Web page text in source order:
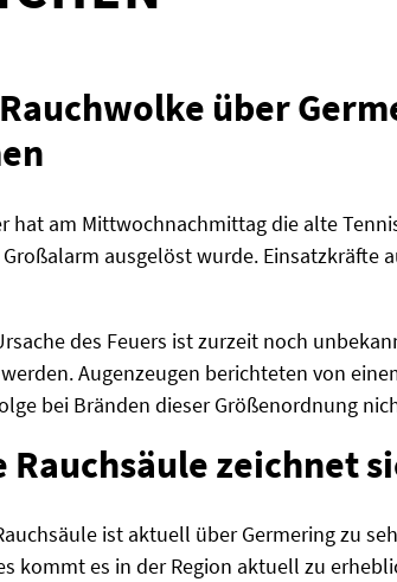
über
hat am Mittwochnachmittag die alte
ausgelöst wurde. Einsatzkräfte
des Feuers ist zurzeit noch
Augenzeugen berichteten von
bei Bränden dieser Größenordnung
Rauchsäule zeichnet
ist aktuell über Germering zu
kommt es in der Region aktuell zu